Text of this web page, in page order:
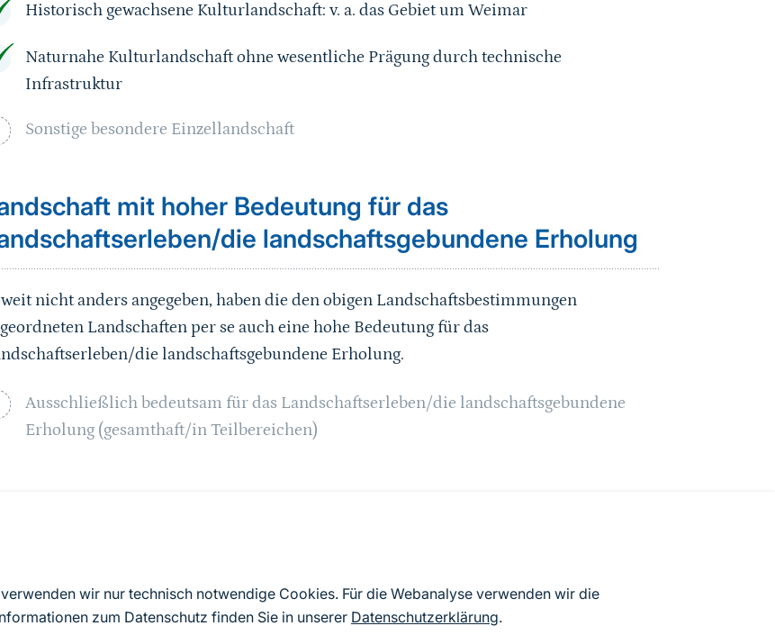
wir nur technisch notwendige Cookies. Für die Webanalyse verwenden wir die
zum Datenschutz finden Sie in unserer Datenschutzerklärung.
Historisch gewachsene Kulturlandschaft: v. a. das Gebiet um Weimar
Naturnahe Kulturlandschaft ohne wesentliche Prägung durch technische
Infrastruktur
Sonstige besondere Einzellandschaft
mit hoher Bedeutung für das
die landschaftsgebundene Erholung
nicht anders angegeben, haben die den obigen Landschaftsbestimmungen
Landschaften per se auch eine hohe Bedeutung für das
die landschaftsgebundene Erholung.
Ausschließlich bedeutsam für das Landschaftserleben/die landschaftsgebundene
Erholung (gesamthaft/in Teilbereichen)
Wald“ (Teilbereiche), Morphologie/Waldausdehnung, Einbindung wertgebender
wie Altstadt Weimar. Kranichfeld, Tonndorf, Talhänge usw.(DTK,